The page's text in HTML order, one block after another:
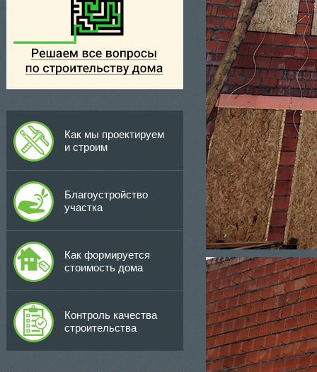
Как мы проектируем
и строим
Благоустройство
участка
Как формируется
стоимость дома
Контроль качества
строительства